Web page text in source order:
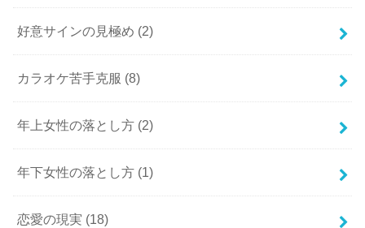
好意サインの見極め (2)
カラオケ苦手克服 (8)
年上女性の落とし方 (2)
年下女性の落とし方 (1)
恋愛の現実 (18)